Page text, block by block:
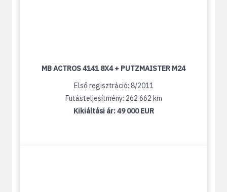
MB ACTROS 4141 8X4 + PUTZMAISTER M24
Első regisztráció: 8/2011
Futásteljesítmény: 262 662 km
Kikiáltási ár:49 000 EUR